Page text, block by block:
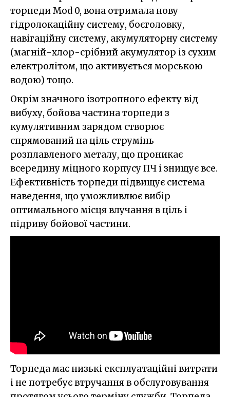
торпеди Mod 0, вона отримала нову
гідролокаційну систему, боєголовку,
навігаційну систему, акумуляторну систему
(магній-хлор-срібний акумулятор із сухим
електролітом, що активується морською
водою) тощо.
Окрім значного ізотропного ефекту від
вибуху, бойова частина торпеди з
кумулятивним зарядом створює
спрямований на ціль струмінь
розплавленого металу, що проникає
всередину міцного корпусу ПЧ і знищує все.
Ефективність торпеди підвищує система
наведення, що уможливлює вибір
оптимального місця влучання в ціль і
підриву бойової частини.
Торпеда має низькі експлуатаційні витрати
і не потребує втручання в обслуговування